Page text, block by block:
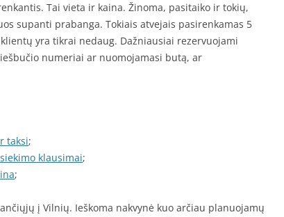
Tai vieta ir kaina. Žinoma, pasitaiko ir tokių,
supanti prabanga. Tokiais atvejais pasirenkamas 5
yra tikrai nedaug. Dažniausiai rezervuojami
numeriai ar nuomojamasi butą, ar
taksi;
klausimai;
;
į Vilnių. Ieškoma nakvynė kuo arčiau planuojamų